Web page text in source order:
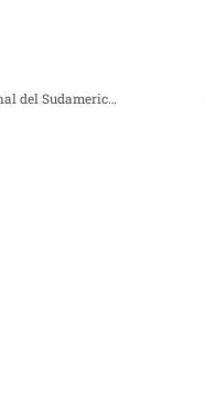
Así clasificó la sub 17 femenina a la fase final del Sudamericano